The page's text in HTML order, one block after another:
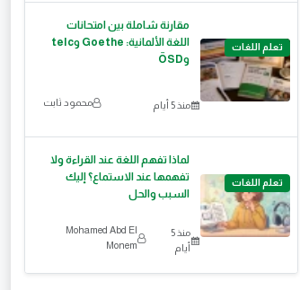
تعلم اللغات
مقارنة شاملة بين امتحانات
اللغة الألمانية: Goethe وtelc
وÖSD
منذ 5 أيام محمود ثابت
تعلم اللغات
لماذا تفهم اللغة عند القراءة ولا
تفهمها عند الاستماع؟ إليك
السبب والحل
منذ 5
أيام
Mohamed Abd El
Monem